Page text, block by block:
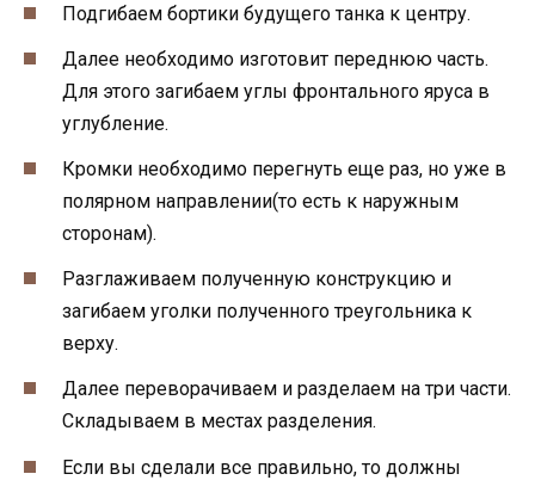
Подгибаем бортики будущего танка к центру.
Далее необходимо изготовит переднюю часть.
Для этого загибаем углы фронтального яруса в
углубление.
Кромки необходимо перегнуть еще раз, но уже в
полярном направлении(то есть к наружным
сторонам).
Разглаживаем полученную конструкцию и
загибаем уголки полученного треугольника к
верху.
Далее переворачиваем и разделаем на три части.
Складываем в местах разделения.
Если вы сделали все правильно, то должны